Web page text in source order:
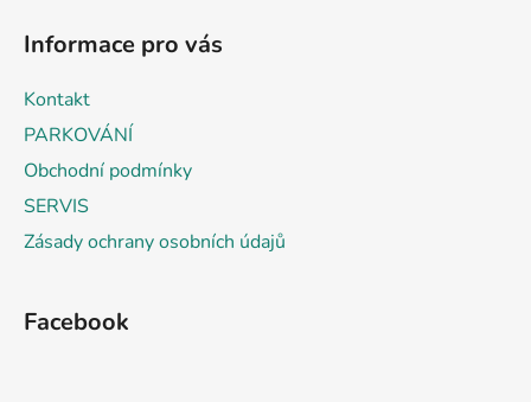
Informace pro vás
Kontakt
PARKOVÁNÍ
Obchodní podmínky
SERVIS
Zásady ochrany osobních údajů
Facebook